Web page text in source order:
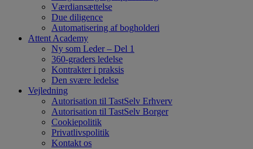
Værdiansættelse
Due diligence
Automatisering af bogholderi
Attent Academy
Ny som Leder – Del 1
360-graders ledelse
Kontrakter i praksis
Den svære ledelse
Vejledning
Autorisation til TastSelv Erhverv
Autorisation til TastSelv Borger
Cookiepolitik
Privatlivspolitik
Kontakt os